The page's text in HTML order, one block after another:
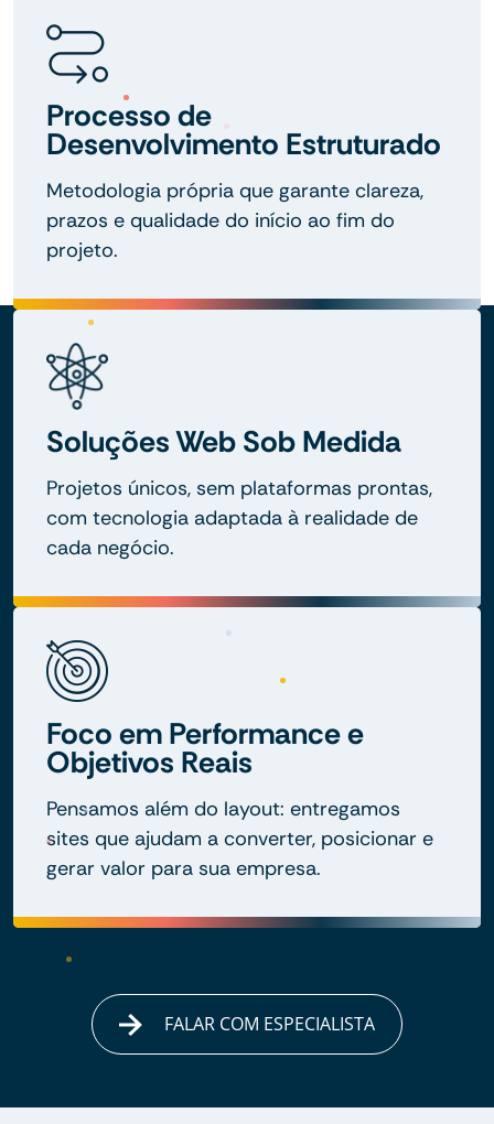
Processo de
Desenvolvimento Estruturado
Metodologia própria que garante clareza,
prazos e qualidade do início ao fim do
projeto.
Soluções Web Sob Medida
Projetos únicos, sem plataformas prontas,
com tecnologia adaptada à realidade de
cada negócio.
Foco em Performance e
Objetivos Reais
Pensamos além do layout: entregamos
sites que ajudam a converter, posicionar e
gerar valor para sua empresa.
FALAR COM ESPECIALISTA